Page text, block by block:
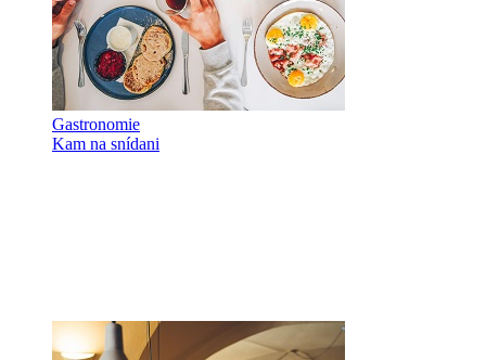
Gastronomie
Kam na snídani